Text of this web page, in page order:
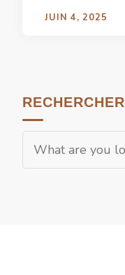
JUIN 4, 2025
RECHERCHER